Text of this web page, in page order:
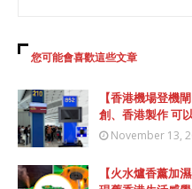
您可能會喜歡這些文章
【香港機場登機
創、香港製作 可
November 13,
【火水爐香薰加